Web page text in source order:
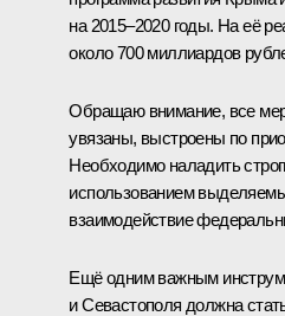
на 2015–2020 годы. На её
около 700 миллиардов
Обращаю внимание, все
увязаны, выстроены по
Необходимо наладить
использованием
взаимодействие
Ещё одним важным
и Севастополя должна